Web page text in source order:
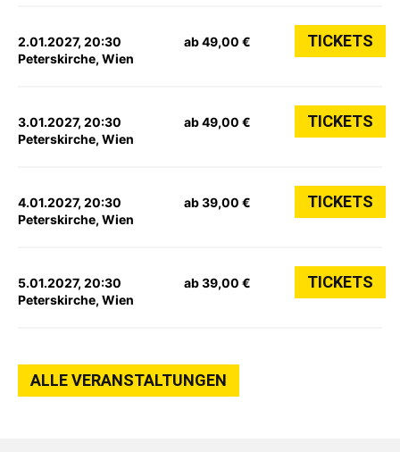
2.01.2027, 20:30
Peterskirche, Wien
ab 49,00 € TICKETS
3.01.2027, 20:30
Peterskirche, Wien
ab 49,00 € TICKETS
4.01.2027, 20:30
Peterskirche, Wien
ab 39,00 € TICKETS
5.01.2027, 20:30
Peterskirche, Wien
ab 39,00 € TICKETS
ALLE VERANSTALTUNGEN